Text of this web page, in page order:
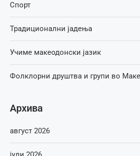
Спорт
Традиционални јадења
Учиме макеодонски јазик
Фолклорни друштва и групи во
Архива
август 2026